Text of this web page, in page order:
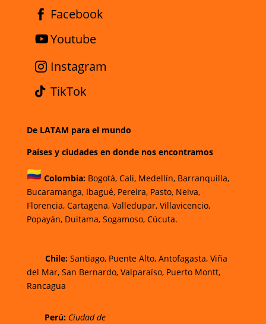
Facebook
Youtube
Instagram
TikTok
De LATAM para el mundo
Países y ciudades en donde nos encontramos
Colombia: Bogotá,Cali, Medellín, Barranquilla,
Bucaramanga,Ibagué,Pereira,Pasto, Neiva,
Florencia, Cartagena, Valledupar, Villavicencio,
Popayán, Duitama, Sogamoso, Cúcuta.
Chile:Santiago, Puente Alto, Antofagasta, Viña
del Mar, San Bernardo, Valparaíso, Puerto Montt,
Rancagua
Perú: Ciudad de